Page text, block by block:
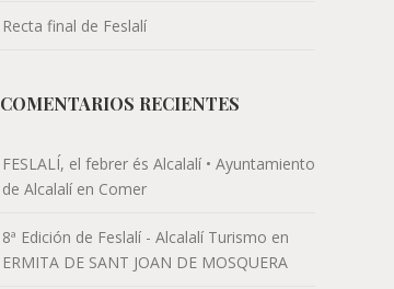
Recta final de Feslalí
COMENTARIOS RECIENTES
FESLALÍ, el febrer és Alcalalí • Ayuntamiento
de Alcalalí en Comer
8ª Edición de Feslalí - Alcalalí Turismo en
ERMITA DE SANT JOAN DE MOSQUERA